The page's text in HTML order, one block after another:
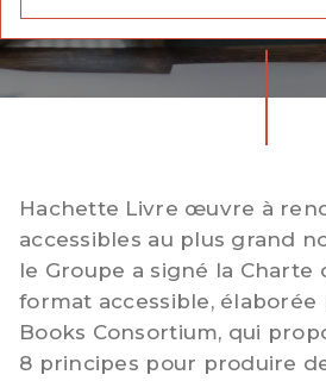
Hachette Livre œuvre à
accessibles au plus grand
le Groupe a signé la Charte
format accessible, élaborée
Books Consortium, qui
8 principes pour produire